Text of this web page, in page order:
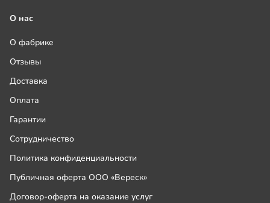
О нас
О фабрике
Отзывы
Доставка
Оплата
Гарантии
Сотрудничество
Политика конфиденциальности
Публичная оферта ООО «Вереск»
Договор-оферта на оказание услуг